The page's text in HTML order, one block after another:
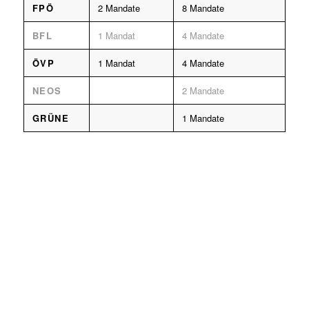
FPÖ 2 Mandate 8 Mandate
BFL 1 Mandat 4 Mandate
ÖVP 1 Mandat 4 Mandate
NEOS 2 Mandate
GRÜNE 1 Mandate